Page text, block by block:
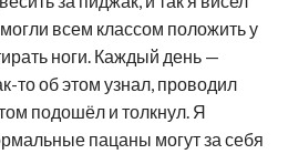
всем классом положить у
ноги. Каждый день —
то об этом узнал, проводил
подошёл и толкнул. Я
пацаны могут за себя